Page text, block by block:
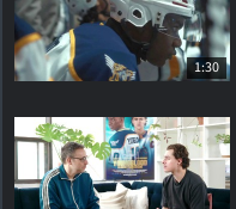
1:30